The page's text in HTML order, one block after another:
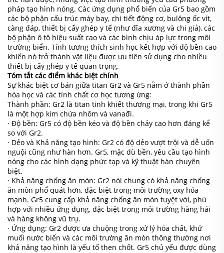
pháp tạo hình nóng. Các ứng dụng phổ biến của Gr5 bao gồm
các bộ phận cấu trúc máy bay, chi tiết động cơ, bulông ốc vít,
càng đáp, thiết bị cấy ghép y tế (như đĩa xương và chi giả), các
bộ phận ô tô hiệu suất cao và các bình chịu áp lực trong môi
trường biển. Tính tương thích sinh học kết hợp với độ bền cao
khiến nó trở thành vật liệu được ưu tiên sử dụng cho nhiều
thiết bị cấy ghép y tế quan trọng.
Tóm tắt các điểm khác biệt chính
Sự khác biệt cơ bản giữa titan Gr2 và Gr5 nằm ở thành phần
hóa học và các tính chất cơ học tương ứng:
Thành phần: Gr2 là titan tinh khiết thương mại, trong khi Gr5
là một hợp kim chứa nhôm và vanađi.
· Độ bền: Gr5 có độ bền kéo và độ bền chảy cao hơn đáng kể
so với Gr2.
· Dẻo và Khả năng tạo hình: Gr2 có độ dẻo vượt trội và dễ uốn
nguội cũng như hàn hơn. Gr5, mặc dù bền, yêu cầu tạo hình
nóng cho các hình dạng phức tạp và kỹ thuật hàn chuyên
biệt.
· Khả năng chống ăn mòn: Gr2 nói chung có khả năng chống
ăn mòn phổ quát hơn, đặc biệt trong môi trường oxy hóa
mạnh. Gr5 cung cấp khả năng chống ăn mòn tuyệt vời, phù
hợp với nhiều ứng dụng, đặc biệt trong môi trường hàng hải
và hàng không vũ trụ.
· Ứng dụng: Gr2 được ưa chuộng trong xử lý hóa chất, khử
muối nước biển và các môi trường ăn mòn thông thường nơi
khả năng tạo hình là yếu tố then chốt. Gr5 chủ yếu được dùng